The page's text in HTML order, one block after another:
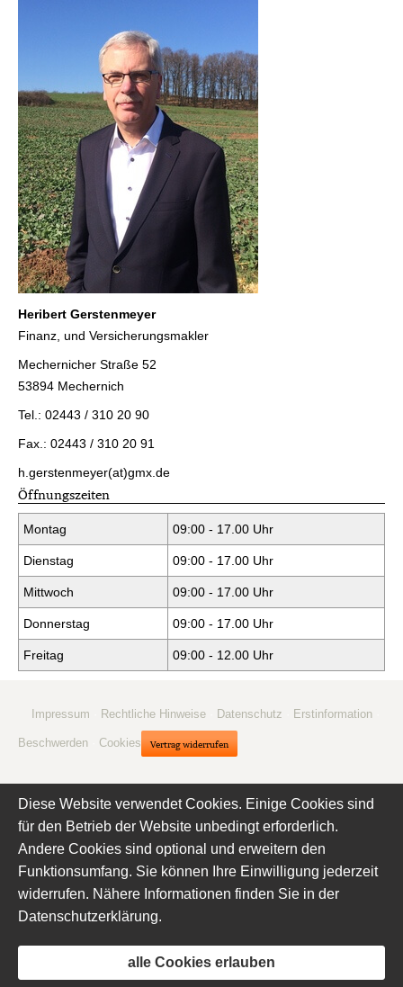
Heribert Gerstenmeyer
Finanz, und Ver­sicherungs­makler
Mechernicher Straße 52
53894 Mechernich
Tel.: 02443 / 310 20 90
Fax.: 02443 / 310 20 91
h.gerstenmeyer(at)gmx.de
Öffnungszeiten
Montag 09:00 - 17.00 Uhr
Dienstag 09:00 - 17.00 Uhr
Mittwoch 09:00 - 17.00 Uhr
Donnerstag 09:00 - 17.00 Uhr
Freitag 09:00 - 12.00 Uhr
Impressum Rechtliche Hinweise Datenschutz Erstinformation
Beschwerden Cookies Vertrag widerrufen
Diese Website verwendet Cookies. Einige Cookies sind
für den Betrieb der Website unbedingt erforderlich.
Andere Cookies sind optional und erweitern den
Funktionsumfang. Sie können Ihre Einwilligung jederzeit
widerrufen. Nähere Informationen finden Sie in der
Datenschutzerklärung.
alle Cookies erlauben